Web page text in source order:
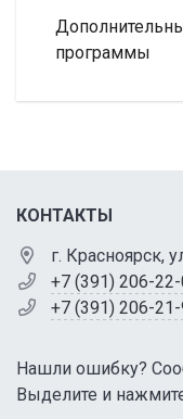
программы
КОНТАКТЫ
г. Красноярск,
+7 (391) 206-
+7 (391) 206-
Нашли ошибку?
Выделите и